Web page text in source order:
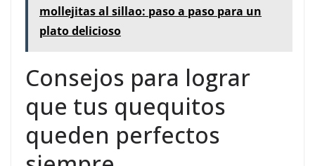
mollejitas al sillao: paso a paso para un
plato delicioso
Consejos para lograr
que tus quequitos
queden perfectos